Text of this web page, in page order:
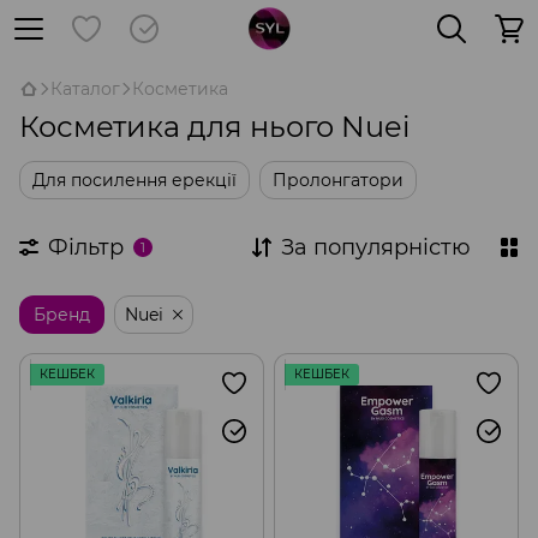
Каталог Косметика
Косметика для нього Nuei
Для посилення ерекції Пролонгатори
Фільтр 1 За популярністю
Бренд Nuei
КЕШБЕК КЕШБЕК